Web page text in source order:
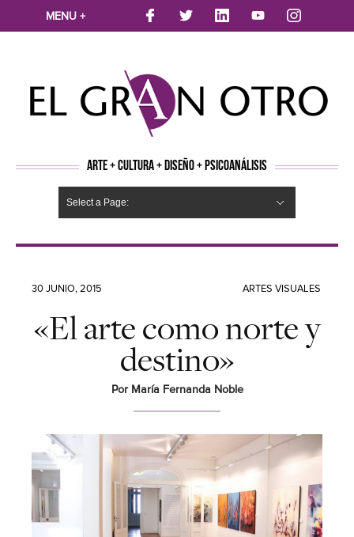
MENU +
ARTE + CULTURA + DISEÑO + PSICOANÁLISIS
Select a Page:
30 JUNIO, 2015 ARTES VISUALES
«El arte como norte y
destino»
Por María Fernanda Noble